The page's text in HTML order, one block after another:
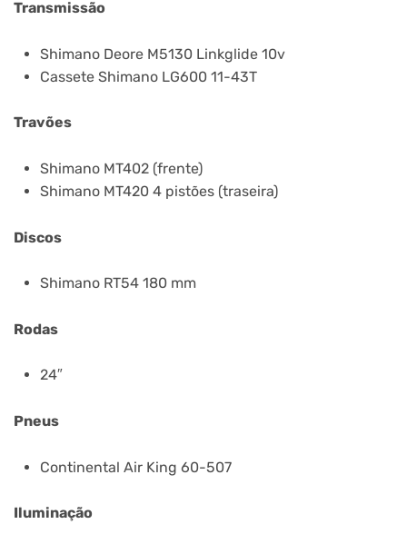
Transmissão
Shimano Deore M5130 Linkglide 10v
Cassete Shimano LG600 11-43T
Travões
Shimano MT402 (frente)
Shimano MT420 4 pistões (traseira)
Discos
Shimano RT54 180 mm
Rodas
24″
Pneus
Continental Air King 60-507
Iluminação